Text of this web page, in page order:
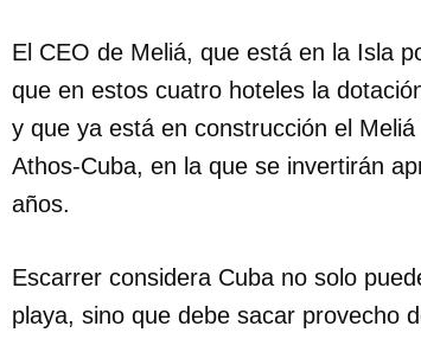
El CEO de Meliá, que está en la Isla
que en estos cuatro hoteles la
y que ya está en construcción el
Athos-Cuba, en la que se invertirán
años.
Escarrer considera Cuba no solo
playa, sino que debe sacar provecho